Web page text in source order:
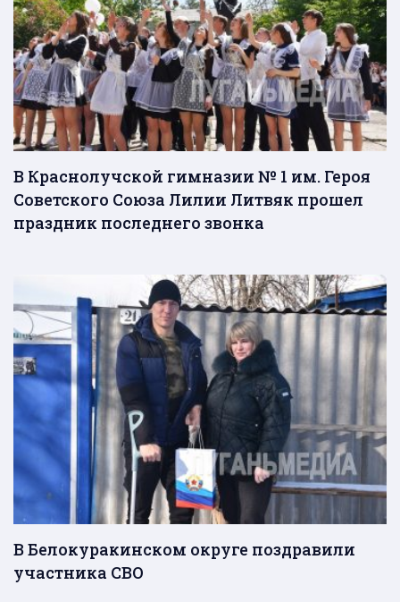
В Краснолучской гимназии № 1 им. Героя
Советского Союза Лилии Литвяк прошел
праздник последнего звонка
В Белокуракинском округе поздравили
участника СВО